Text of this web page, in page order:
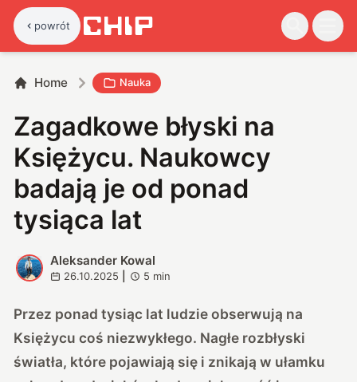
powrót
Home Nauka
Zagadkowe błyski na
Księżycu. Naukowcy
badają je od ponad
tysiąca lat
A
Aleksander Kowal
26.10.2025 5 min
Przez ponad tysiąc lat ludzie obserwują na
Księżycu coś niezwykłego. Nagłe rozbłyski
światła, które pojawiają się i znikają w ułamku